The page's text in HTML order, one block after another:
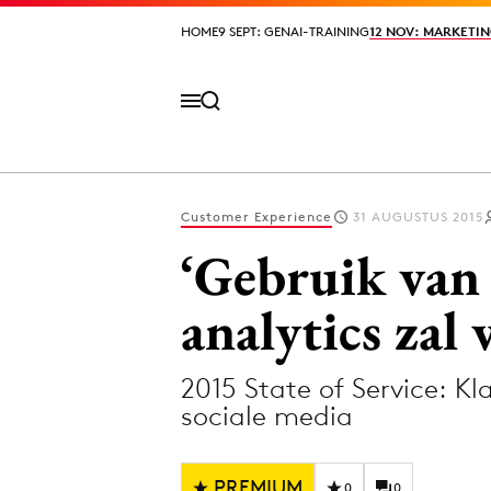
HOME9 SEPT: GENAI-TRAINING12 NOV:
HOME9 SEPT: GENAI-TRAINING12 NOV:
Design
Diversiteit
Customer Experience 31 AUGUSTUS 2015
‘Gebruik
analytics zal
2015 State of Service:
sociale media
0 0